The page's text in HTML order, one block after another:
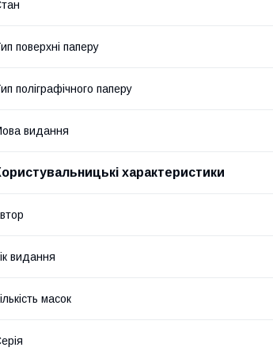
поверхні паперу
поліграфічного паперу
видання
характеристики
видання
масок